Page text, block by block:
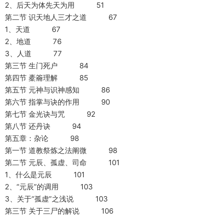
2、后天为体先天为用 51
第二节 识天地人三才之道 67
1、天道 67
2、地道 76
3、人道 77
第三节 生门死户 84
第四节 橐籥理解 85
第五节 元神与识神感知 86
第六节 指掌与诀的作用 90
第七节 金光诀与咒 92
第八节 还丹诀 94
第五章：杂论 98
第一节 道教祭炼之法阐微 98
第二节 元辰、孤虚、司命 101
1、什么是元辰 101
2、“元辰”的调用 103
3、关于“孤虚”之浅说 103
第三节 关于三尸的解说 106